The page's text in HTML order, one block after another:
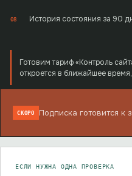
08 История состояния за 90
Готовим тариф «Контроль
откроется в ближайшее
СКОРО Подписка готовится к
ЕСЛИ НУЖНА ОДНА ПРОВЕРКА